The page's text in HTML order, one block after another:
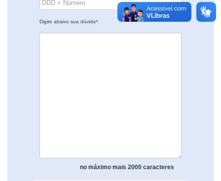
Digite abaixo sua dúvida*:
no máximo mais 2000 caracteres